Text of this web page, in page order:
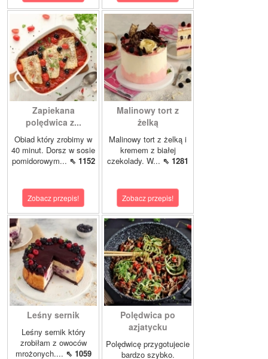
Zapiekana
polędwica z...
Obiad który zrobimy w
40 minut. Dorsz w sosie
pomidorowym... ⇖ 1152
Zobacz przepis!
Malinowy tort z
żelką
Malinowy tort z żelką i
kremem z białej
czekolady. W... ⇖ 1281
Zobacz przepis!
Leśny sernik
Leśny sernik który
zrobiłam z owoców
mrożonych.... ⇖ 1059
Polędwica po
azjatycku
Polędwicę przygotujecie
bardzo szybko.